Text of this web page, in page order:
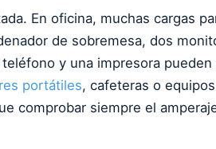
En oficina, muchas cargas
de sobremesa, dos
y una impresora
portátiles, cafeteras o
comprobar siempre el